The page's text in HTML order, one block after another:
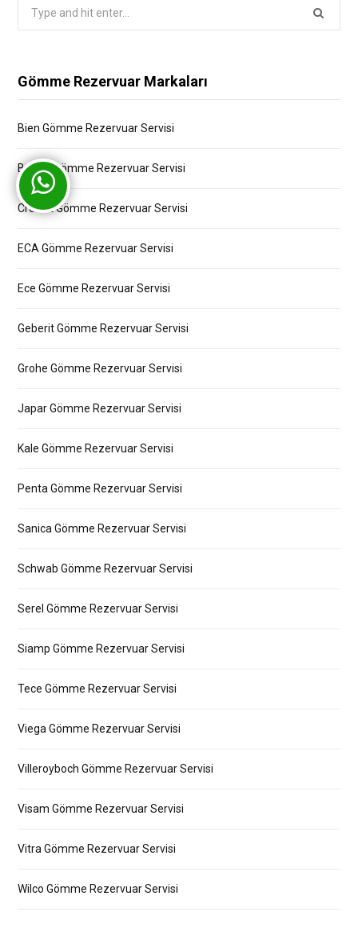
Gömme Rezervuar Markaları
Bien Gömme Rezervuar Servisi
Bocchi Gömme Rezervuar Servisi
Creavit Gömme Rezervuar Servisi
ECA Gömme Rezervuar Servisi
Ece Gömme Rezervuar Servisi
Geberit Gömme Rezervuar Servisi
Grohe Gömme Rezervuar Servisi
Japar Gömme Rezervuar Servisi
Kale Gömme Rezervuar Servisi
Penta Gömme Rezervuar Servisi
Sanica Gömme Rezervuar Servisi
Schwab Gömme Rezervuar Servisi
Serel Gömme Rezervuar Servisi
Siamp Gömme Rezervuar Servisi
Tece Gömme Rezervuar Servisi
Viega Gömme Rezervuar Servisi
Villeroyboch Gömme Rezervuar Servisi
Visam Gömme Rezervuar Servisi
Vitra Gömme Rezervuar Servisi
Wilco Gömme Rezervuar Servisi